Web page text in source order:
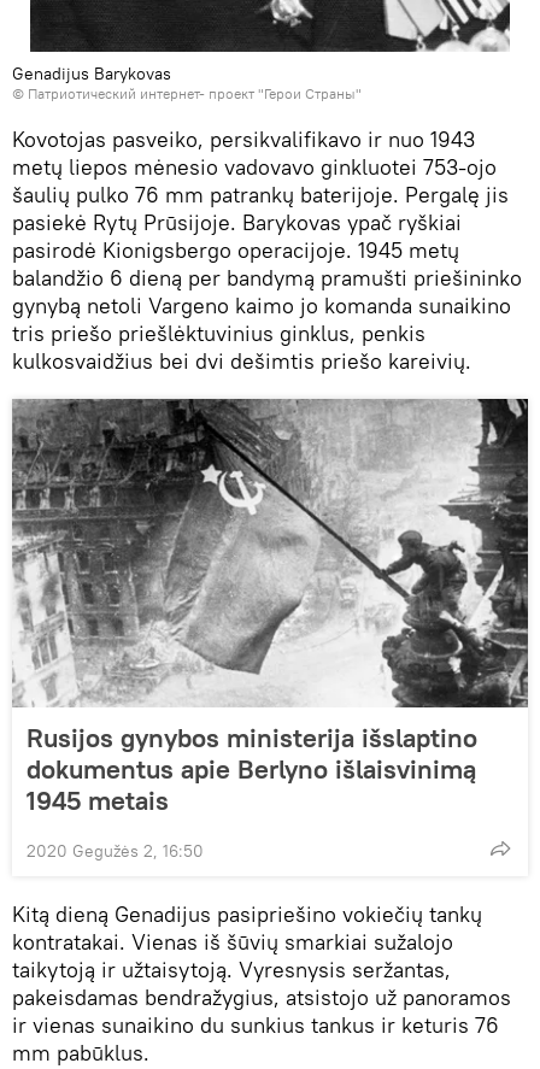
Genadijus Barykovas
© Патриотический интернет- проект "Герои Страны"
Kovotojas pasveiko, persikvalifikavo ir nuo 1943
metų liepos mėnesio vadovavo ginkluotei 753-ojo
šaulių pulko 76 mm patrankų baterijoje. Pergalę jis
pasiekė Rytų Prūsijoje. Barykovas ypač ryškiai
pasirodė Kionigsbergo operacijoje. 1945 metų
balandžio 6 dieną per bandymą pramušti priešininko
gynybą netoli Vargeno kaimo jo komanda sunaikino
tris priešo priešlėktuvinius ginklus, penkis
kulkosvaidžius bei dvi dešimtis priešo kareivių.
Rusijos gynybos ministerija išslaptino
dokumentus apie Berlyno išlaisvinimą
1945 metais
2020 Gegužės 2, 16:50
Kitą dieną Genadijus pasipriešino vokiečių tankų
kontratakai. Vienas iš šūvių smarkiai sužalojo
taikytoją ir užtaisytoją. Vyresnysis seržantas,
pakeisdamas bendražygius, atsistojo už panoramos
ir vienas sunaikino du sunkius tankus ir keturis 76
mm pabūklus.